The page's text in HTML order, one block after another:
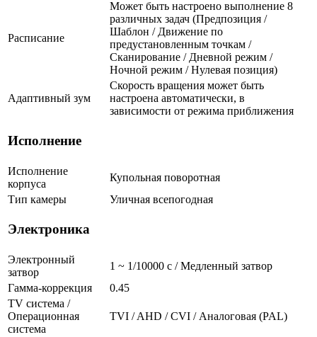
Расписание
Может быть настроено выполнение 8
различных задач (Предпозиция /
Шаблон / Движение по
предустановленным точкам /
Сканирование / Дневной режим /
Ночной режим / Нулевая позиция)
Адаптивный зум
Скорость вращения может быть
настроена автоматически, в
зависимости от режима приближения
Исполнение
Исполнение
корпуса
Купольная поворотная
Тип камеры
Уличная всепогодная
Электроника
Электронный
затвор
1 ~ 1/10000 с / Медленный затвор
Гамма-коррекция
0.45
TV система /
Операционная
система
TVI / AHD / CVI / Аналоговая (PAL)